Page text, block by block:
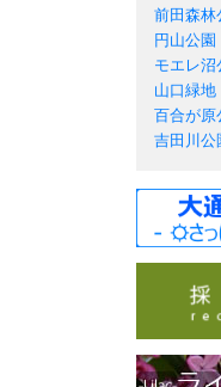
前田森林
円山公園
モエレ沼
山口緑地
百合が原
吉田川公